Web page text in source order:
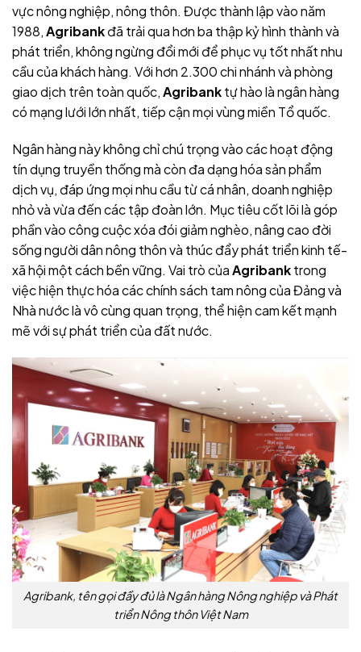
vực nông nghiệp, nông thôn. Được thành lập vào năm
1988,Agribankđã trải qua hơn ba thập kỷ hình thành và
phát triển, không ngừng đổi mới để phục vụ tốt nhất nhu
cầu của khách hàng. Với hơn 2.300 chi nhánh và phòng
giao dịch trên toàn quốc,Agribanktự hào là ngân hàng
có mạng lưới lớn nhất, tiếp cận mọi vùng miền Tổ quốc.
Ngân hàng này không chỉ chú trọng vào các hoạt động
tín dụng truyền thống mà còn đa dạng hóa sản phẩm
dịch vụ, đáp ứng mọi nhu cầu từ cá nhân, doanh nghiệp
nhỏ và vừa đến các tập đoàn lớn. Mục tiêu cốt lõilà góp
phần vào công cuộc xóa đói giảm nghèo, nâng cao đời
sống người dân nông thôn và thúc đẩy phát triển kinh tế-
xã hội một cách bền vững. Vai trò củaAgribanktrong
việc hiện thực hóa các chính sách tam nông của Đảng và
Nhà nước là vô cùng quan trọng, thể hiện cam kết mạnh
mẽ với sự phát triển của đất nước.
Agribank, tên gọi đầy đủ là Ngân hàng Nông nghiệp và Phát
triển Nông thôn Việt Nam